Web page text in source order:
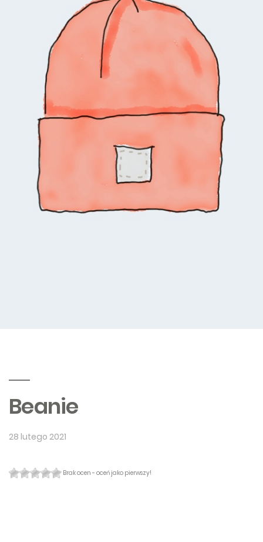
Beanie
28 lutego 2021
Brak ocen - oceń jako pierwszy!